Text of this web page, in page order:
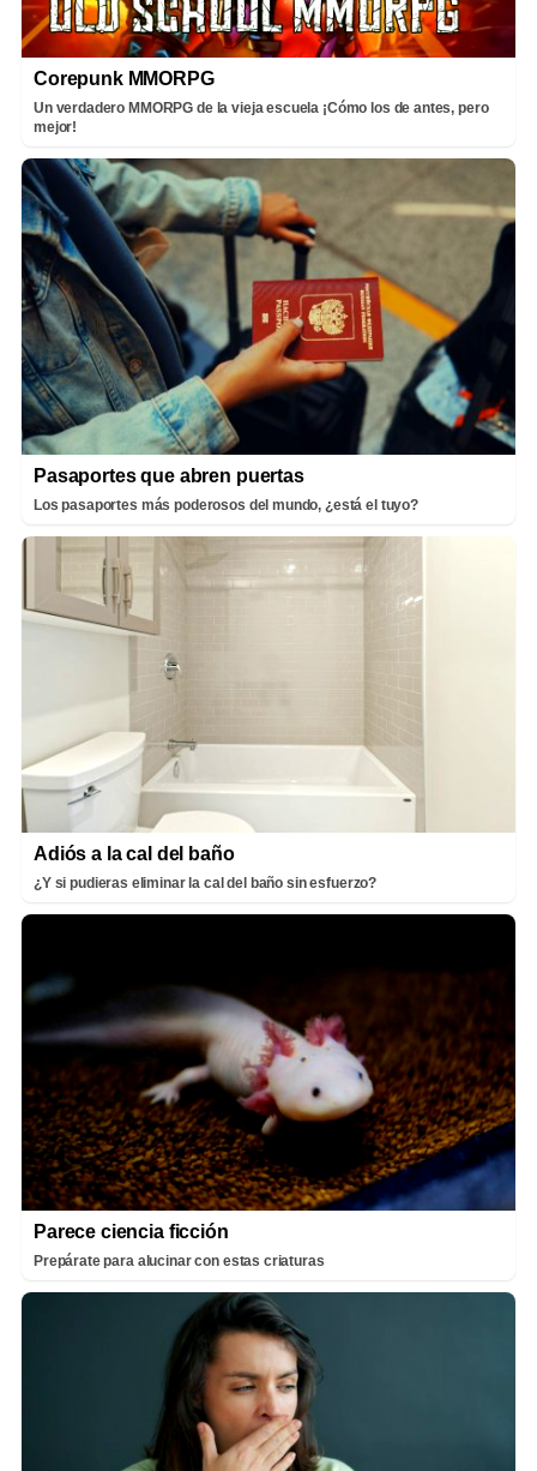
Corepunk MMORPG
Un verdadero MMORPG de la vieja escuela ¡Cómo los de antes, pero
mejor!
Pasaportes que abren puertas
Los pasaportes más poderosos del mundo, ¿está el tuyo?
Adiós a la cal del baño
¿Y si pudieras eliminar la cal del baño sin esfuerzo?
Parece ciencia ficción
Prepárate para alucinar con estas criaturas